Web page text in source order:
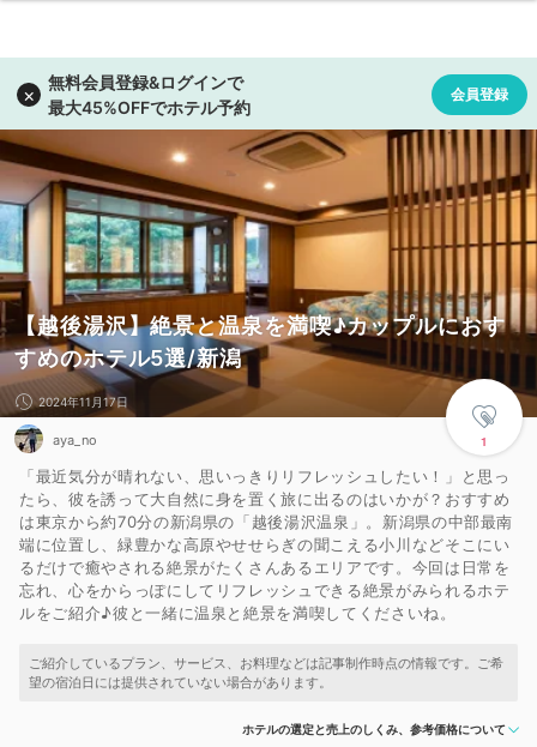
【越後湯沢】絶景と温泉を満喫♪カップルにおす
すめのホテル5選/新潟
1
2024年11月17日
aya_no
「最近気分が晴れない、思いっきりリフレッシュしたい！」と思っ
たら、彼を誘って大自然に身を置く旅に出るのはいかが？おすすめ
は東京から約70分の新潟県の「越後湯沢温泉」。新潟県の中部最南
端に位置し、緑豊かな高原やせせらぎの聞こえる小川などそこにい
るだけで癒やされる絶景がたくさんあるエリアです。今回は日常を
忘れ、心をからっぽにしてリフレッシュできる絶景がみられるホテ
ルをご紹介♪彼と一緒に温泉と絶景を満喫してくださいね。
ホテルの選定と売上のしくみ、参考価格について